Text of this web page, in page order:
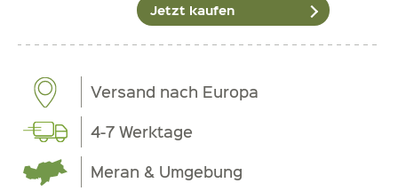
Jetzt kaufen
Versand nach Europa
4-7 Werktage
Meran & Umgebung